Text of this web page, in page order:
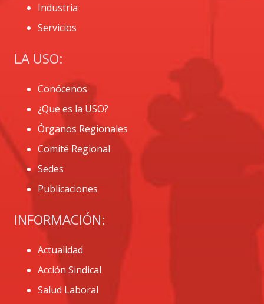
Industria
Servicios
LA USO:
Conócenos
¿Que es la USO?
Órganos Regionales
Comité Regional
Sedes
Publicaciones
INFORMACIÓN:
Actualidad
Acción Sindical
Salud Laboral